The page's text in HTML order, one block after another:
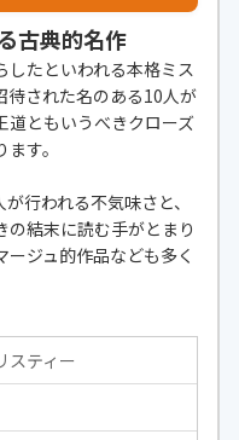
古典的名作
たといわれる本格ミス
待された名のある10人が
道ともいうべきクローズ
す。
行われる不気味さと、
結末に読む手がとまり
ジュ的作品なども多く
スティー